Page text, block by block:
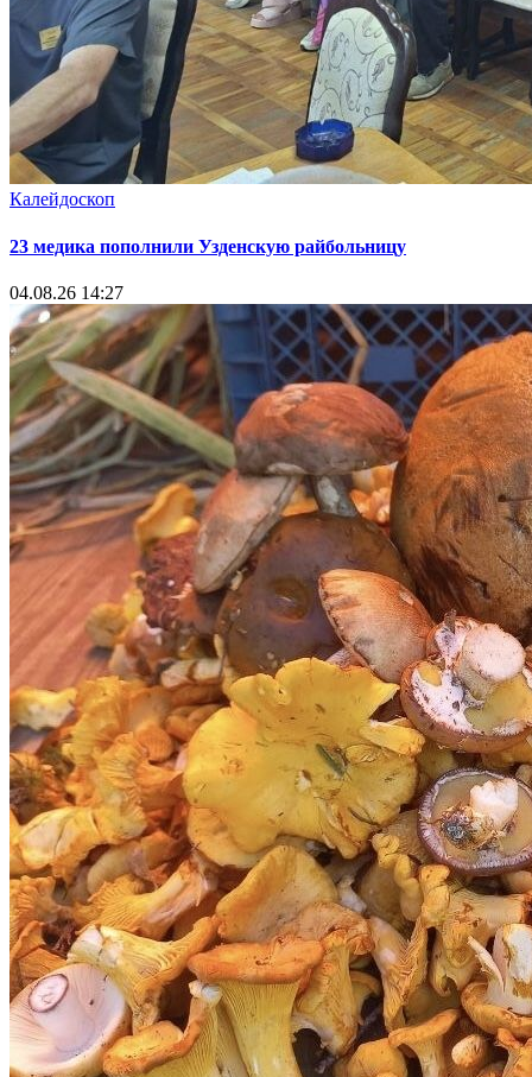
Калейдоскоп
23 медика пополнили Узденскую райбольницу
04.08.26 14:27